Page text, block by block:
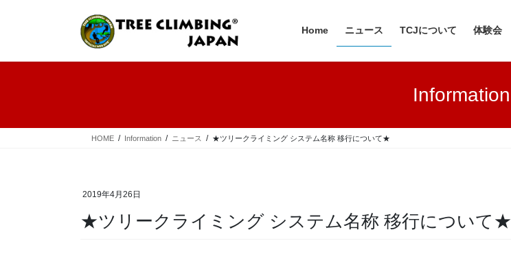
ツ
シ
Home ニュース TCJについて 体験会
Information
HOME Information ニュース ★ツリークライミング システム名称 移行について★
2019年4月26日
★ツリークライミング システム名称 移行について★